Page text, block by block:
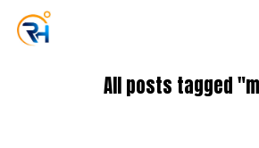
All posts tagged